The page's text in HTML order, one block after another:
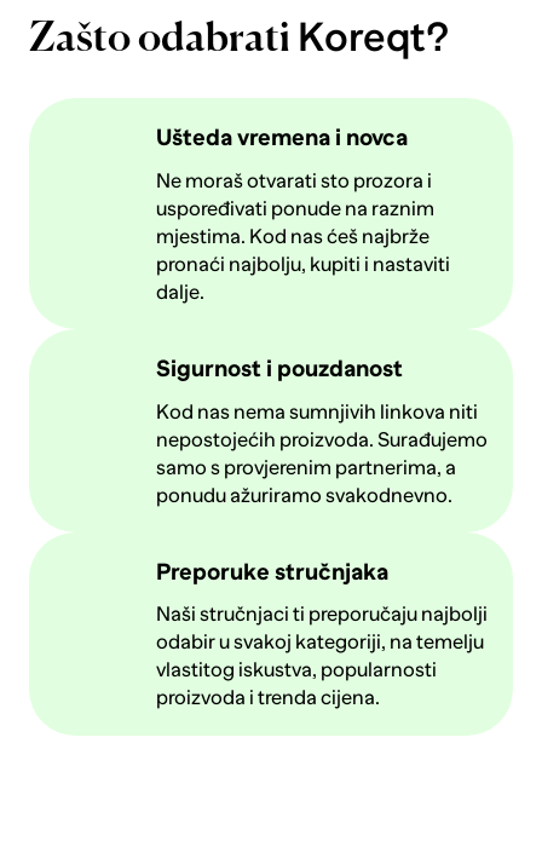
Zašto odabrati Koreqt?
Ušteda vremena i novca
Ne moraš otvarati sto prozora i
uspoređivati ponude na raznim
mjestima. Kod nas ćeš najbrže
pronaći najbolju, kupiti i nastaviti
dalje.
Sigurnost i pouzdanost
Kod nas nema sumnjivih linkova niti
nepostojećih proizvoda. Surađujemo
samo s provjerenim partnerima, a
ponudu ažuriramo svakodnevno.
Preporuke stručnjaka
Naši stručnjaci ti preporučaju najbolji
odabir u svakoj kategoriji, na temelju
vlastitog iskustva, popularnosti
proizvoda i trenda cijena.